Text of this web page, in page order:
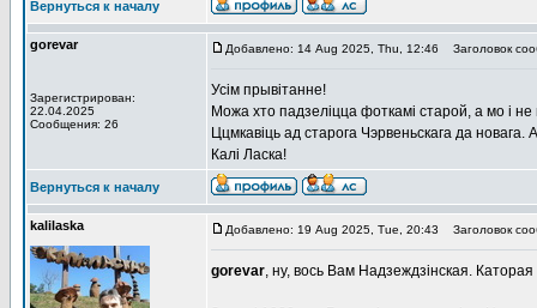
Вернуться к началу
gorevar
Зарегистрирован:
22.04.2025
Сообщения: 26
Добавлено: 14 Aug 2025, Thu, 12:46 Заголовок
Усім прывітанне!
Можа хто падзеліцца фоткамі старой, а мо і не
Ццмкавіць ад старога Чэрвеньскага да новага.
Калі Ласка!
Вернуться к началу
kalilaska Добавлено: 19 Aug 2025, Tue, 20:43 Заголовок
gorevar, ну, вось Вам Надзеждзiнская.